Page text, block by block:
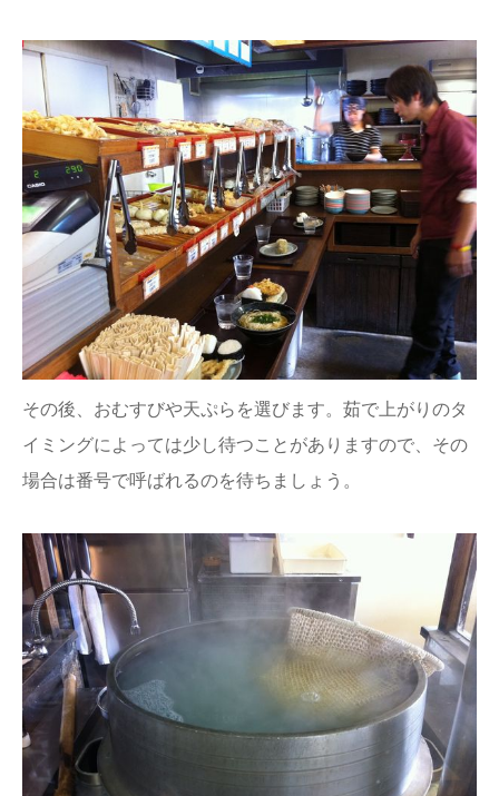
その後、おむすびや天ぷらを選びます。茹で上がりのタ
イミングによっては少し待つことがありますので、その
場合は番号で呼ばれるのを待ちましょう。